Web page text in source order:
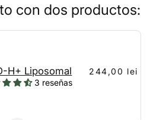
con dos productos:
H+ Liposomal
3 reseñas
244,00 lei